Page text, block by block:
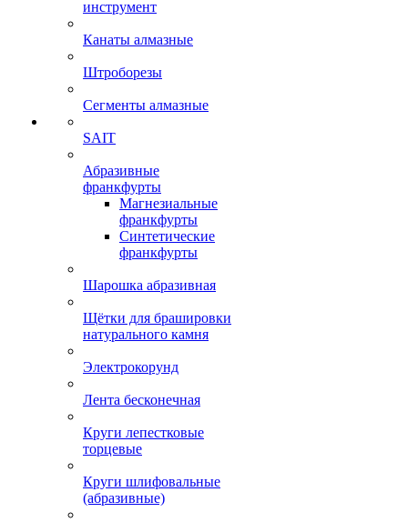
инструмент
Канаты алмазные
Штроборезы
Сегменты алмазные
SAIT
Абразивные
франкфурты
Магнезиальные
франкфурты
Синтетические
франкфурты
Шарошка абразивная
Щётки для брашировки
натурального камня
Электрокорунд
Лента бесконечная
Круги лепестковые
торцевые
Круги шлифовальные
(абразивные)